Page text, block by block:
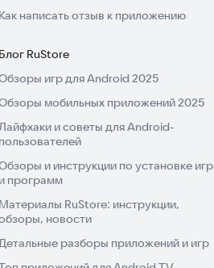
Как написать отзыв к приложению
Блог RuStore
игр для Android 2025
мобильных приложений 2025
и советы для Android-
пользователей
и инструкции по установке игр
и программ
Материалы RuStore: инструкции,
новости
разборы приложений и игр